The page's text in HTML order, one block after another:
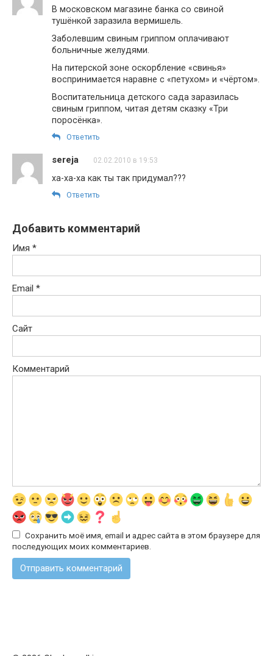
В московском магазине банка со свиной
тушёнкой заразила вермишель.
Заболевшим свиным гриппом оплачивают
больничные желудями.
На питерской зоне оскорбление «свинья»
воспринимается наравне с «петухом» и «чёртом».
Воспитательница детского сада заразилась
свиным гриппом, читая детям сказку «Три
поросёнка».
Ответить
sereja 02.02.2010 в 19:53
ха-ха-ха как ты так придумал???
Ответить
Добавить комментарий
Имя *
Email *
Сайт
Комментарий
Сохранить моё имя, email и адрес сайта в этом браузере для
последующих моих комментариев.